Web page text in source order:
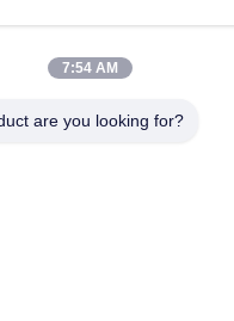
BMW-de
7:54 AM
are you looking for?